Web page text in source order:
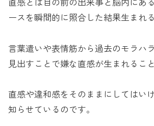
ースを瞬間的に照合した結果生まれ
言葉遣いや表情筋から過去のモラハ
見出すことで嫌な直感が生まれるこ
直感や違和感をそのままにしてはい
知らせているのです。